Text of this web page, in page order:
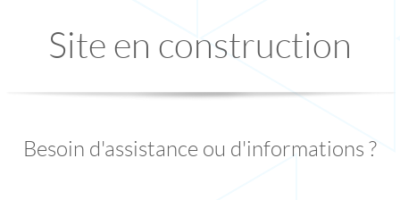
Site en construction
Besoin d'assistance ou d'informations ?